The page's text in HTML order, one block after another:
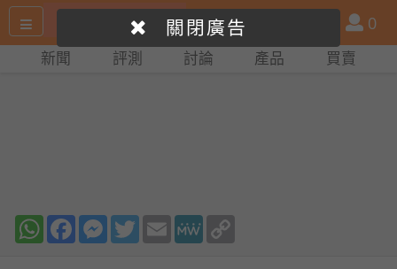
尋
產
品
比
會
員
0
新聞 評測 討論 產品 買賣
WhatsAppFacebookMessenger
TwitterEmail MeWe
關閉廣告